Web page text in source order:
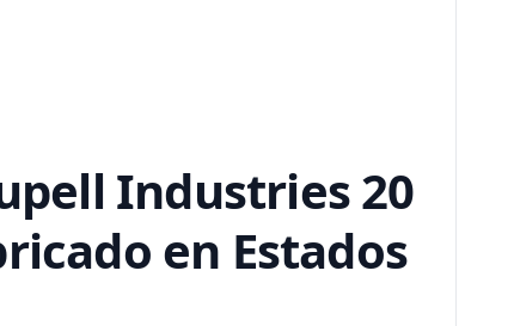
Industries 20
en Estados